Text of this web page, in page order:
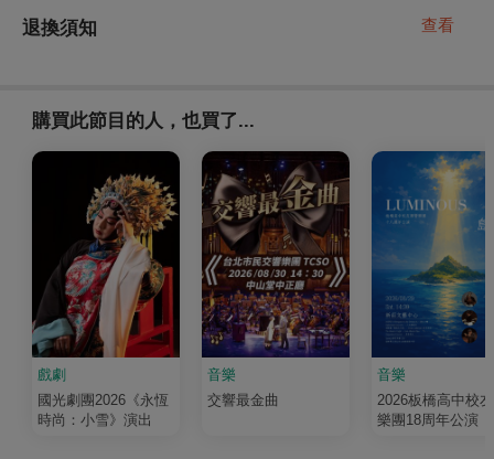
退換須知 查看
購買此節目的人，也買了...
戲劇
國光劇團2026《永恆
時尚：小雪》演出
音樂
交響最金曲
音樂
2026板橋高中校
樂團18周年公演